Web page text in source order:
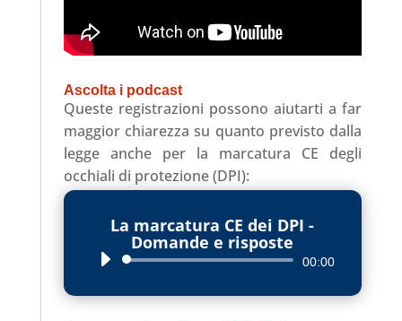
Ascolta i podcast
Queste registrazioni possono aiutarti a far
maggior chiarezza su quanto previsto dalla
legge anche per la marcatura CE degli
occhiali di protezione (DPI):
La marcatura CE dei DPI -
Domande e risposte
Audio
00:00